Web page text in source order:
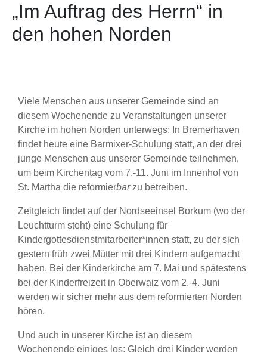
„Im Auftrag des Herrn“ in
den hohen Norden
Viele Menschen aus unserer Gemeinde sind an
diesem Wochenende zu Veranstaltungen unserer
Kirche im hohen Norden unterwegs: In Bremerhaven
findet heute eine Barmixer-Schulung statt, an der drei
junge Menschen aus unserer Gemeinde teilnehmen,
um beim Kirchentag vom 7.-11. Juni im Innenhof von
St. Martha die reformierbar zu betreiben.
Zeitgleich findet auf der Nordseeinsel Borkum (wo der
Leuchtturm steht) eine Schulung für
Kindergottesdienstmitarbeiter*innen statt, zu der sich
gestern früh zwei Mütter mit drei Kindern aufgemacht
haben. Bei der Kinderkirche am 7. Mai und spätestens
bei der Kinderfreizeit in Oberwaiz vom 2.-4. Juni
werden wir sicher mehr aus dem reformierten Norden
hören.
Und auch in unserer Kirche ist an diesem
Wochenende einiges los: Gleich drei Kinder werden